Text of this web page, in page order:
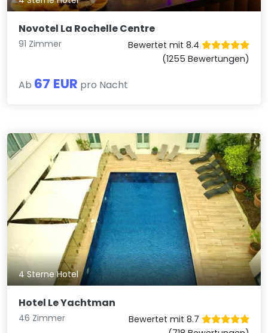
Novotel La Rochelle Centre
91 Zimmer
Bewertet mit 8.4
(1255 Bewertungen)
Ab 67 EUR pro Nacht
4 Sterne Hotel
Hotel Le Yachtman
46 Zimmer
Bewertet mit 8.7